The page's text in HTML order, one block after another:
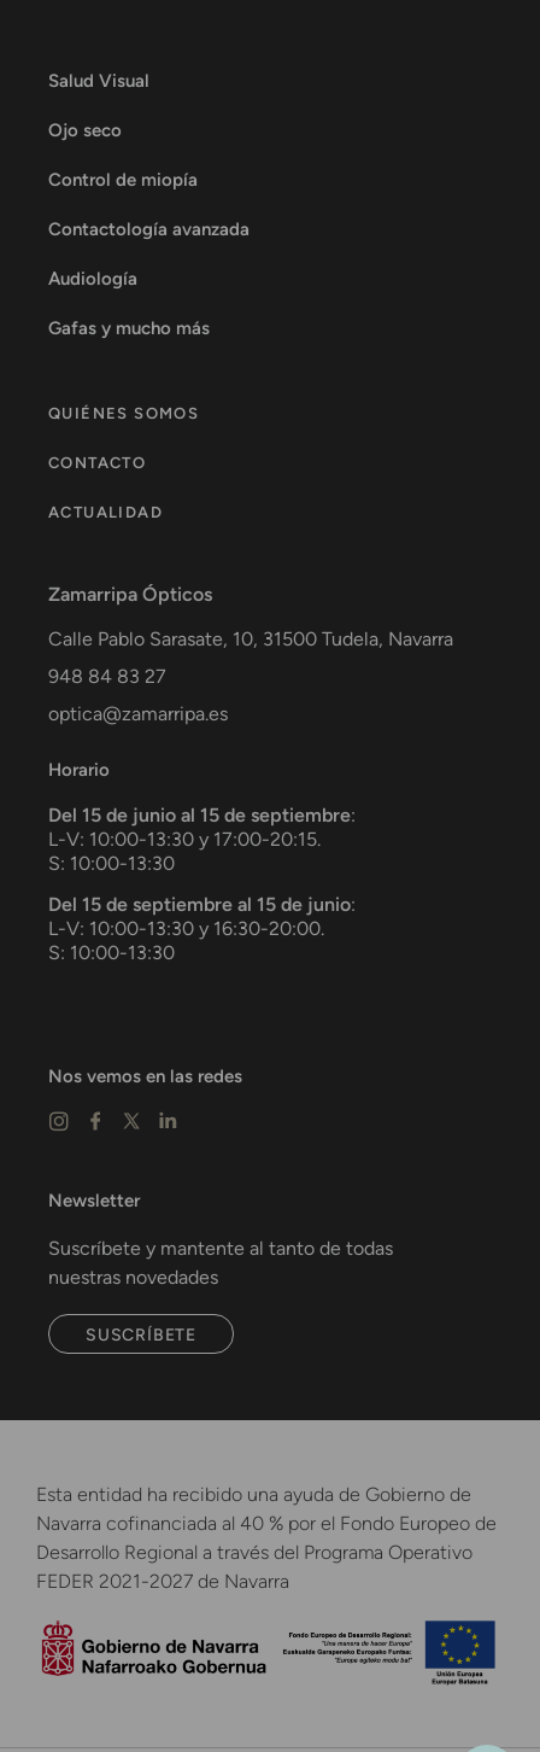
Salud Visual
Ojo seco
Control de miopía
Contactología avanzada
Audiología
Gafas y mucho más
QUIÉNES SOMOS
CONTACTO
ACTUALIDAD
Zamarripa Ópticos
Calle Pablo Sarasate, 10, 31500 Tudela, Navarra
948 84 83 27
optica@zamarripa.es
Horario
Del 15 de junio al 15 de septiembre:
L-V: 10:00-13:30 y 17:00-20:15.
S: 10:00-13:30
Del 15 de septiembre al 15 de junio:
L-V: 10:00-13:30 y 16:30-20:00.
S: 10:00-13:30
Nos vemos en las redes
Newsletter
Suscríbete y mantente al tanto de todas
nuestras novedades
SUSCRÍBETE
Esta entidad ha recibido una ayuda de Gobierno de
Navarra cofinanciada al 40 % por el Fondo Europeo de
Desarrollo Regional a través del Programa Operativo
FEDER 2021-2027 de Navarra